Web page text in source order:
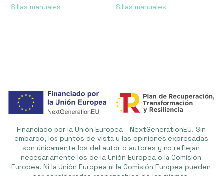
Sillas manuales
Sillas manuales
Financiado por la Unión Europea - NextGenerationEU. Sin
embargo, los puntos de vista y las opiniones expresadas
son únicamente los del autor o autores y no reflejan
necesariamente los de la Unión Europea o la Comisión
Europea. Ni la Unión Europea ni la Comisión Europea pueden